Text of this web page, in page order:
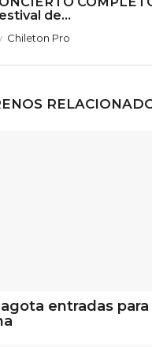
de...
Chileton Pro
entradas